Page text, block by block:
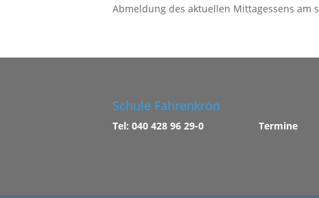
Abmeldung des aktuellen Mittagessens am
Schule Fahrenkrön
Tel: 040 428 96 29-0 Termine